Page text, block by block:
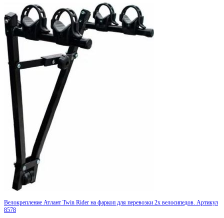
Велокрепление Атлант Twin Rider на фаркоп для перевозки 2х велосипедов. Артикул
8578